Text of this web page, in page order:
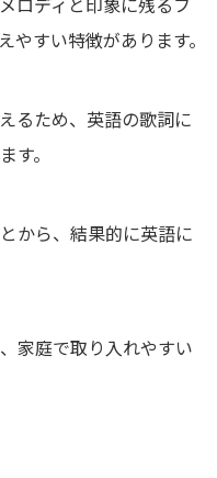
やすい特徴があります。
るため、英語の歌詞に
す。
から、結果的に英語に
家庭で取り入れやすい